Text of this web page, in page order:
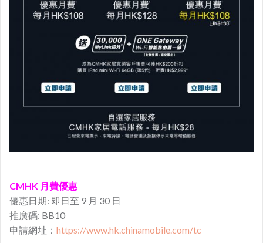
CMHK 月費優惠
優惠日期: 即日至 9 月 30 日
推廣碼: BB10
申請網址： https://www.hk.chinamobile.com/tc